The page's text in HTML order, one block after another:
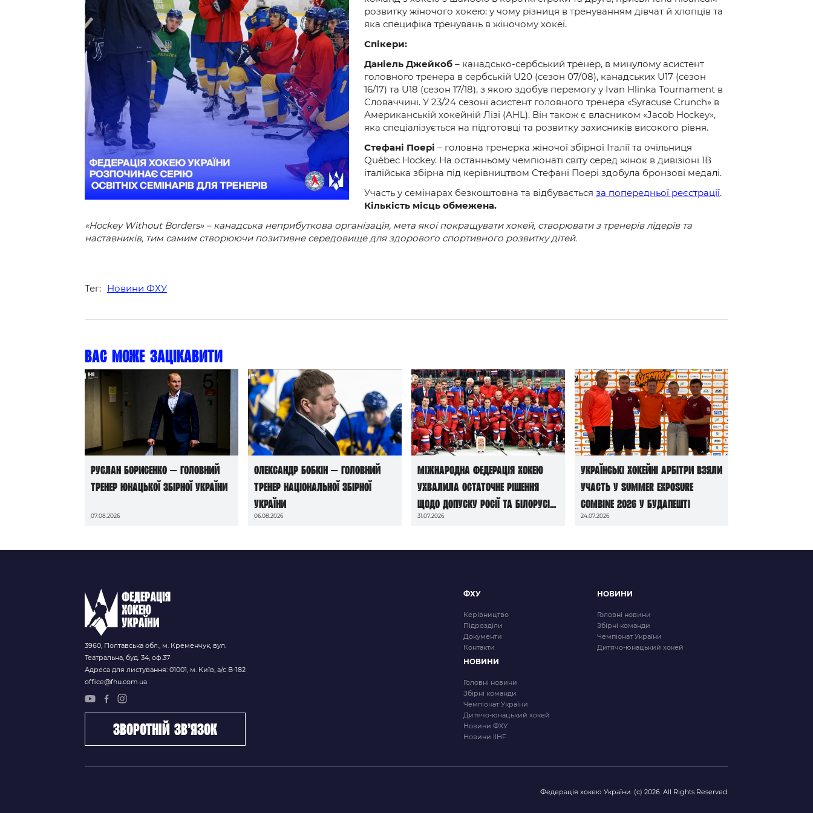
розвитку жіночого хокею: у чому різниця в тренуванням дівчат й хлопців та
яка специфіка тренувань в жіночому хокеї.
Спікери:
Даніель Джейкоб – канадсько-сербський тренер, в минулому асистент
головного тренера в сербській U20 (сезон 07/08), канадських U17 (сезон
16/17) та U18 (сезон 17/18), з якою здобув перемогу у Ivan Hlinka Tournament в
Словаччині. У 23/24 сезоні асистент головного тренера «Syracuse Crunch» в
Американській хокейній Лізі (AHL). Він також є власником «Jacob Hockey»,
яка спеціалізується на підготовці та розвитку захисників високого рівня.
Стефані Поері – головна тренерка жіночої збірної Італії та очільниця
Québec Hockey. На останньому чемпіонаті світу серед жінок в дивізіоні 1В
італійська збірна під керівництвом Стефані Поері здобула бронзові медалі.
Участь у семінарах безкоштовна та відбувається за попередньої реєстрації.
Кількість місць обмежена.
«Hockey Without Borders» – канадська неприбуткова організація, мета якої покращувати хокей, створювати з тренерів лідерів та
наставників, тим самим створюючи позитивне середовище для здорового спортивного розвитку дітей.
Тег: Новини ФХУ
Вас може зацікавити
Руслан Борисенко — головний
тренер юнацької збірної України
07.08.2026
Олександр Бобкін — головний
тренер національної збірної
України
06.08.2026
Міжнародна федерація хокею
ухвалила остаточне рішення
щодо допуску росії та білорусі
до чемпіонатів світу сезону
31.07.2026
Українські хокейні арбітри взяли
участь у Summer Exposure
Combine 2026 у Будапешті
24.07.2026
3960, Полтавська обл., м. Кременчук, вул.
Театральна, буд. 34, оф.37
Адреса для листування: 01001, м. Київ, а/с В-182
office@fhu.com.ua
зворотній зв’язок
ФХУ
Керівництво
Підрозділи
Документи
Контакти
НОВИНИ
Головні новини
Збірні команди
Чемпіонат України
Дитячо-юнацький хокей
НОВИНИ
Головні новини
Збірні команди
Чемпіонат України
Дитячо-юнацький хокей
Новини ФХУ
Новини IIHF
Федерація хокею України. (с) 2026. All Rights Reserved.